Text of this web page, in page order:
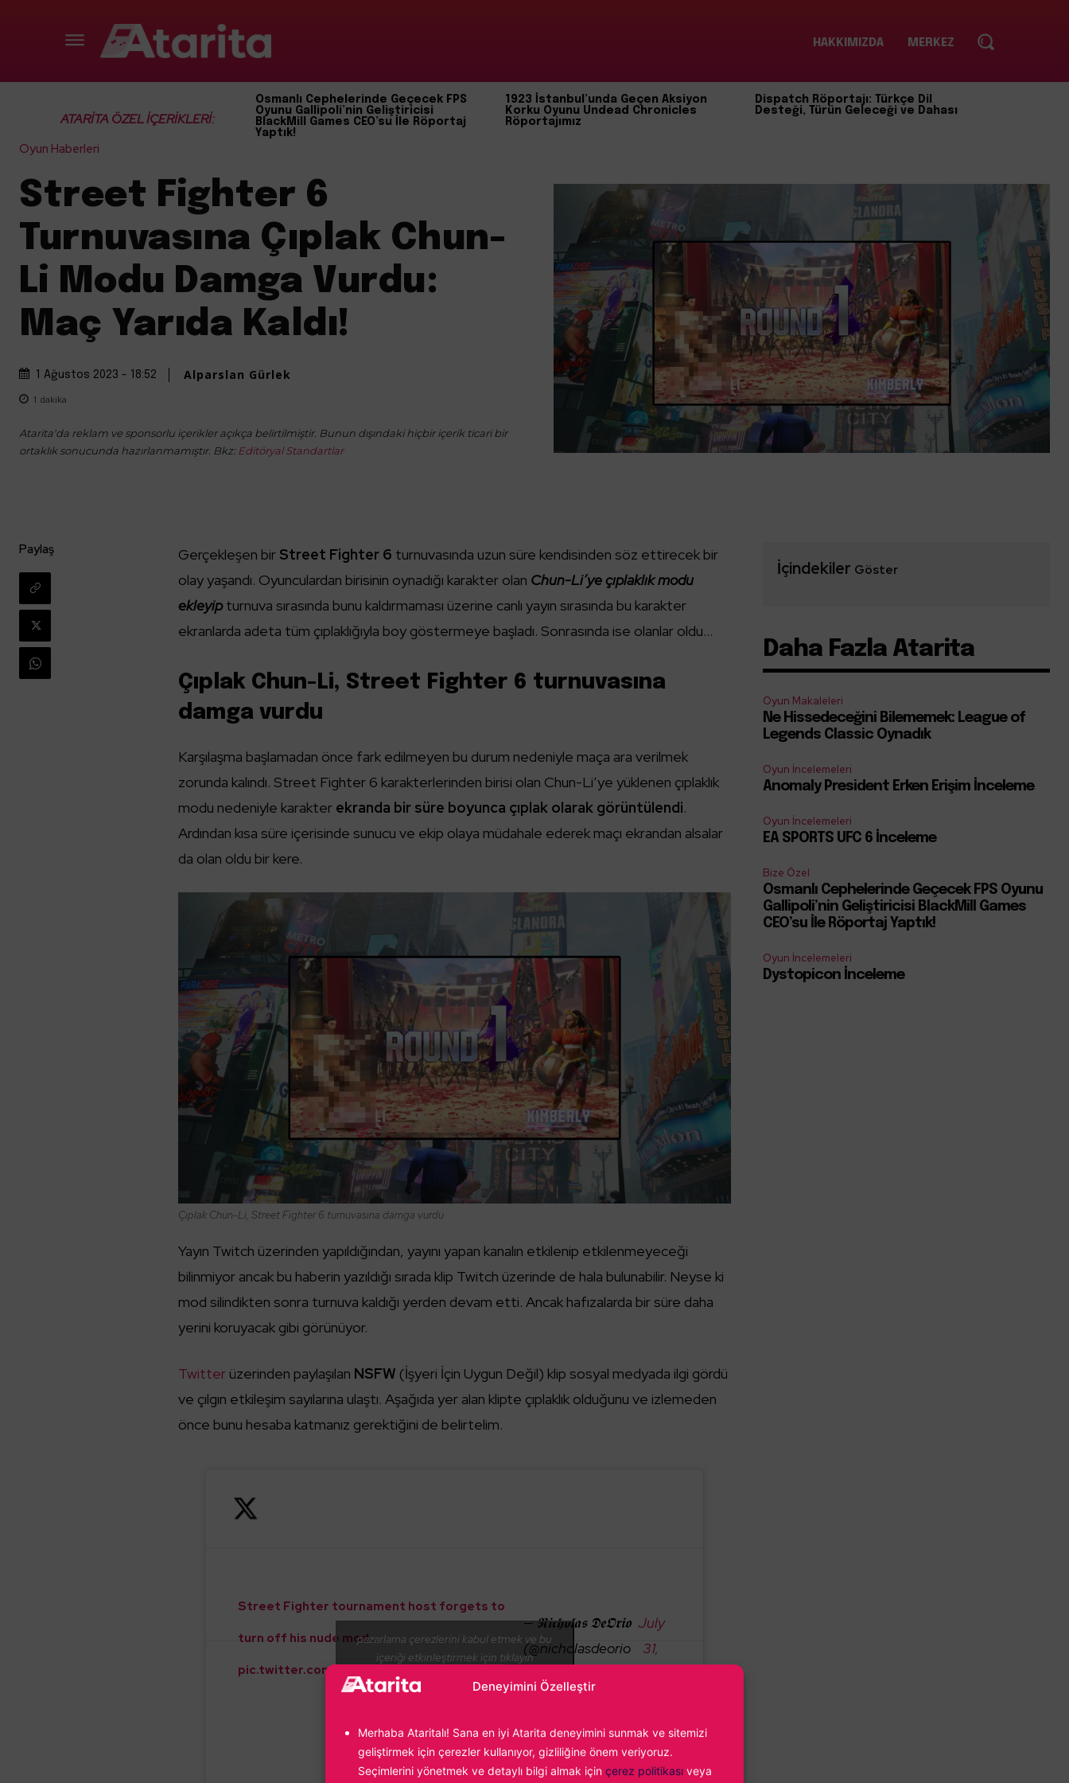
Deneyimini Özelleştir
Merhaba Ataritalı! Sana en iyi Atarita deneyimini sunmak ve sitemizi
geliştirmek için çerezler kullanıyor, gizliliğine önem veriyoruz.
Seçimlerini yönetmek ve detaylı bilgi almak için çerez politikası veya
HAKKIMIZDA MERKEZ
ATARİTA ÖZEL İÇERİKLERİ:
Osmanlı Cephelerinde Geçecek FPS
Oyunu Gallipoli’nin Geliştiricisi
BlackMill Games CEO’su İle Röportaj
Yaptık!
1923 İstanbul’unda Geçen Aksiyon
Korku Oyunu Undead Chronicles
Röportajımız
Dispatch Röportajı: Türkçe Dil
Desteği, Türün Geleceği ve Dahası
Oyun Haberleri
Street Fighter 6
Turnuvasına Çıplak Chun-
Li Modu Damga Vurdu:
Maç Yarıda Kaldı!
1 Ağustos 2023 - 18:52 Alparslan Gürlek
1 dakika
Atarita'da reklam ve sponsorlu içerikler açıkça belirtilmiştir. Bunun dışındaki hiçbir içerik ticari bir
ortaklık sonucunda hazırlanmamıştır. Bkz: Editöryal Standartlar
Paylaş Gerçekleşen bir Street Fighter 6 turnuvasında uzun süre kendisinden söz ettirecek bir
olay yaşandı. Oyunculardan birisinin oynadığı karakter olan Chun-Li’ye çıplaklık modu
ekleyipturnuva sırasında bunu kaldırmaması üzerine canlı yayın sırasında bu karakter
ekranlarda adeta tüm çıplaklığıyla boy göstermeye başladı. Sonrasında ise olanlar oldu…
Çıplak Chun-Li, Street Fighter 6 turnuvasına
damga vurdu
Karşılaşma başlamadan önce fark edilmeyen bu durum nedeniyle maça ara verilmek
zorunda kalındı. Street Fighter 6 karakterlerinden birisi olan Chun-Li’ye yüklenen çıplaklık
modu nedeniyle karakter ekranda bir süre boyunca çıplak olarak görüntülendi.
Ardından kısa süre içerisinde sunucu ve ekip olaya müdahale ederek maçı ekrandan alsalar
da olan oldu bir kere.
Çıplak Chun-Li, Street Fighter 6 turnuvasına damga vurdu
Yayın Twitch üzerinden yapıldığından, yayını yapan kanalın etkilenip etkilenmeyeceği
bilinmiyor ancak bu haberin yazıldığı sırada klip Twitch üzerinde de hala bulunabilir. Neyse ki
mod silindikten sonra turnuva kaldığı yerden devam etti. Ancak hafızalarda bir süre daha
yerini koruyacak gibi görünüyor.
Twitter üzerinden paylaşılan NSFW (İşyeri İçin Uygun Değil) klip sosyal medyada ilgi gördü
ve çılgın etkileşim sayılarına ulaştı. Aşağıda yer alan klipte çıplaklık olduğunu ve izlemeden
önce bunu hesaba katmanız gerektiğini de belirtelim.
Street Fighter tournament host forgets to
turn off his nude mod…
pic.twitter.com/87Hz0TP7Vz
— 𝕹𝖎𝖈𝖍𝖔𝖑𝖆𝖘 𝕯𝖊𝕺𝖗𝖎𝖔
(@nicholasdeorio
July
31,
pazarlama çerezlerini kabul etmek ve bu
içeriği etkinleştirmek için tıklayın
İçindekiler Göster
Daha Fazla Atarita
Oyun Makaleleri
Ne Hissedeceğini Bilememek: League of
Legends Classic Oynadık
Oyun İncelemeleri
Anomaly President Erken Erişim İnceleme
Oyun İncelemeleri
EA SPORTS UFC 6 İnceleme
Bize Özel
Osmanlı Cephelerinde Geçecek FPS Oyunu
Gallipoli’nin Geliştiricisi BlackMill Games
CEO’su İle Röportaj Yaptık!
Oyun İncelemeleri
Dystopicon İnceleme